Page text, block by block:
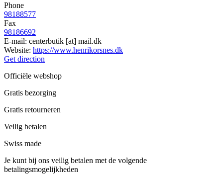
Phone
98188577
Fax
98186692
E-mail: centerbutik [at] mail.dk
Website: https://www.henrikorsnes.dk
Get direction
Officiële webshop
Gratis bezorging
Gratis retourneren
Veilig betalen
Swiss made
Je kunt bij ons veilig betalen met de volgende
betalingsmogelijkheden